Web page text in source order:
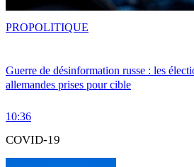
Guerre de désinformation russe : les
allemandes prises pour cible
10:36
PROPOLITIQUE
COVID-19